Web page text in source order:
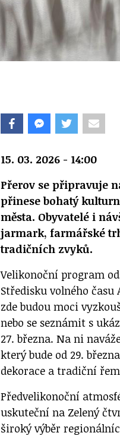
15. 03. 2026 - 14:00
Přerov se připravuje
přinese bohatý
města. Obyvatelé i
jarmark, farmářské
tradičních zvyků.
Velikonoční program
Středisku volného
zde budou moci
nebo se seznámit s
27. března. Na ni
který bude od 29.
dekorace a tradiční
Předvelikonoční
uskuteční na Zelený
široký výběr